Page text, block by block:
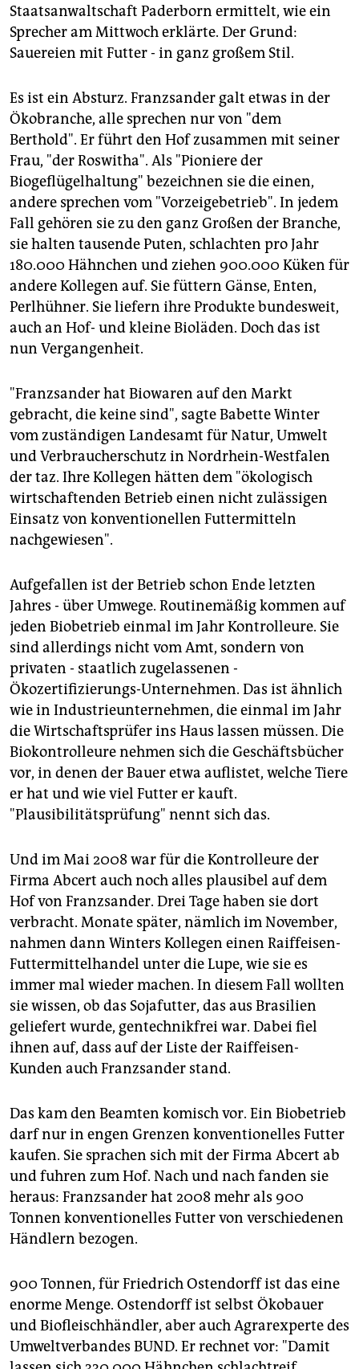
Staatsanwaltschaft Paderborn ermittelt, wie ein
Sprecher am Mittwoch erklärte. Der Grund:
Sauereien mit Futter - in ganz großem Stil.
Es ist ein Absturz. Franzsander galt etwas in der
Ökobranche, alle sprechen nur von "dem
Berthold". Er führt den Hof zusammen mit seiner
Frau, "der Roswitha". Als "Pioniere der
Biogeflügelhaltung" bezeichnen sie die einen,
andere sprechen vom "Vorzeigebetrieb". In jedem
Fall gehören sie zu den ganz Großen der Branche,
sie halten tausende Puten, schlachten pro Jahr
180.000 Hähnchen und ziehen 900.000 Küken für
andere Kollegen auf. Sie füttern Gänse, Enten,
Perlhühner. Sie liefern ihre Produkte bundesweit,
auch an Hof- und kleine Bioläden. Doch das ist
nun Vergangenheit.
"Franzsander hat Biowaren auf den Markt
gebracht, die keine sind", sagte Babette Winter
vom zuständigen Landesamt für Natur, Umwelt
und Verbraucherschutz in Nordrhein-Westfalen
der taz. Ihre Kollegen hätten dem "ökologisch
wirtschaftenden Betrieb einen nicht zulässigen
Einsatz von konventionellen Futtermitteln
nachgewiesen".
Aufgefallen ist der Betrieb schon Ende letzten
Jahres - über Umwege. Routinemäßig kommen auf
jeden Biobetrieb einmal im Jahr Kontrolleure. Sie
sind allerdings nicht vom Amt, sondern von
privaten - staatlich zugelassenen -
Ökozertifizierungs-Unternehmen. Das ist ähnlich
wie in Industrieunternehmen, die einmal im Jahr
die Wirtschaftsprüfer ins Haus lassen müssen. Die
Biokontrolleure nehmen sich die Geschäftsbücher
vor, in denen der Bauer etwa auflistet, welche Tiere
er hat und wie viel Futter er kauft.
"Plausibilitätsprüfung" nennt sich das.
Und im Mai 2008 war für die Kontrolleure der
Firma Abcert auch noch alles plausibel auf dem
Hof von Franzsander. Drei Tage haben sie dort
verbracht. Monate später, nämlich im November,
nahmen dann Winters Kollegen einen Raiffeisen-
Futtermittelhandel unter die Lupe, wie sie es
immer mal wieder machen. In diesem Fall wollten
sie wissen, ob das Sojafutter, das aus Brasilien
geliefert wurde, gentechnikfrei war. Dabei fiel
ihnen auf, dass auf der Liste der Raiffeisen-
Kunden auch Franzsander stand.
Das kam den Beamten komisch vor. Ein Biobetrieb
darf nur in engen Grenzen konventionelles Futter
kaufen. Sie sprachen sich mit der Firma Abcert ab
und fuhren zum Hof. Nach und nach fanden sie
heraus: Franzsander hat 2008 mehr als 900
Tonnen konventionelles Futter von verschiedenen
Händlern bezogen.
900 Tonnen, für Friedrich Ostendorff ist das eine
enorme Menge. Ostendorff ist selbst Ökobauer
und Biofleischhändler, aber auch Agrarexperte des
Umweltverbandes BUND. Er rechnet vor: "Damit